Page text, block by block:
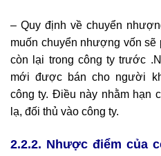
– Quy định về chuyển
muốn chuyển nhượng vốn sẽ
còn lại trong công ty trước
mới được bán cho người
công ty. Điều này nhằm hạn
lạ, đối thủ vào công ty.
2.2.2. Nhược điểm của